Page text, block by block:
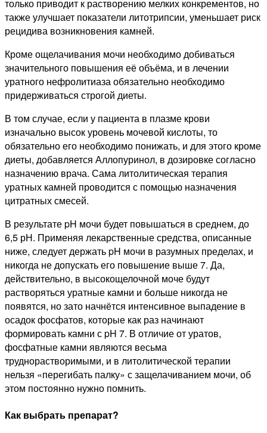
только приводит к растворению мелких конкрементов, но
также улучшает показатели литотрипсии, уменьшает риск
рецидива возникновения камней.
Кроме ощелачивания мочи необходимо добиваться
значительного повышения её объёма, и в лечении
уратного нефролитиаза обязательно необходимо
придерживаться строгой диеты.
В том случае, если у пациента в плазме крови
изначально высок уровень мочевой кислоты, то
обязательно его необходимо понижать, и для этого кроме
диеты, добавляется Аллопуринол, в дозировке согласно
назначению врача. Сама литолитическая терапия
уратных камней проводится с помощью назначения
цитратных смесей.
В результате pH мочи будет повышаться в среднем, до
6,5 рН. Применяя лекарственные средства, описанные
ниже, следует держать pH мочи в разумных пределах, и
никогда не допускать его повышение выше 7. Да,
действительно, в высокощелочной моче будут
растворяться уратные камни и больше никогда не
появятся, но зато начнётся интенсивное выпадение в
осадок фосфатов, которые как раз начинают
формировать камни с pH 7. В отличие от уратов,
фосфатные камни являются весьма
труднорастворимыми, и в литолитической терапии
нельзя «перегибать палку» с защелачиванием мочи, об
этом постоянно нужно помнить.
Как выбрать препарат?